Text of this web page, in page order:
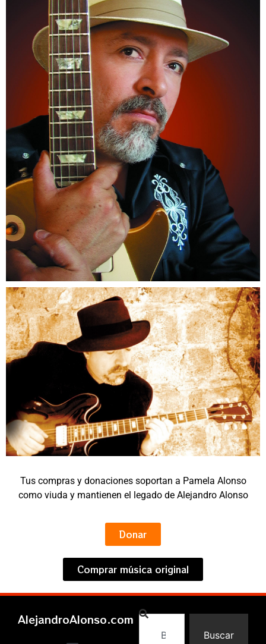
Tus compras y donaciones soportan a Pamela Alonso
como viuda y mantienen el legado de Alejandro Alonso
Donar
Comprar música original
AlejandroAlonso.com
Buscar